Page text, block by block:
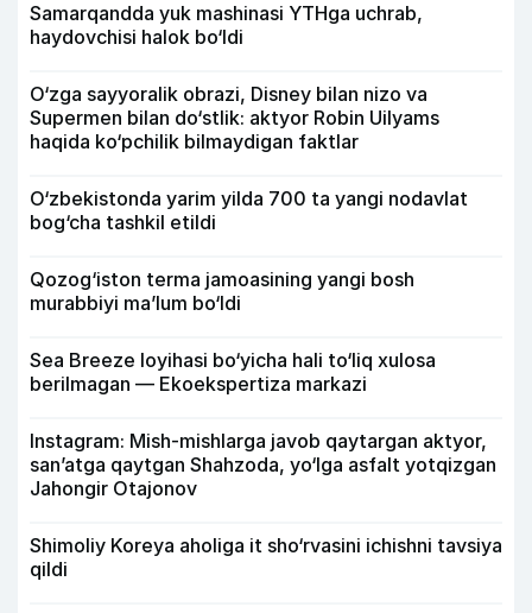
Samarqandda yuk mashinasi YTHga uchrab,
haydovchisi halok bo‘ldi
O‘zga sayyoralik obrazi, Disney bilan nizo va
Supermen bilan do‘stlik: aktyor Robin Uilyams
haqida ko‘pchilik bilmaydigan faktlar
O‘zbekistonda yarim yilda 700 ta yangi nodavlat
bog‘cha tashkil etildi
Qozog‘iston terma jamoasining yangi bosh
murabbiyi ma’lum bo‘ldi
Sea Breeze loyihasi bo‘yicha hali to‘liq xulosa
berilmagan — Ekoekspertiza markazi
Instagram: Mish-mishlarga javob qaytargan aktyor,
san’atga qaytgan Shahzoda, yo‘lga asfalt yotqizgan
Jahongir Otajonov
Shimoliy Koreya aholiga it sho‘rvasini ichishni tavsiya
qildi